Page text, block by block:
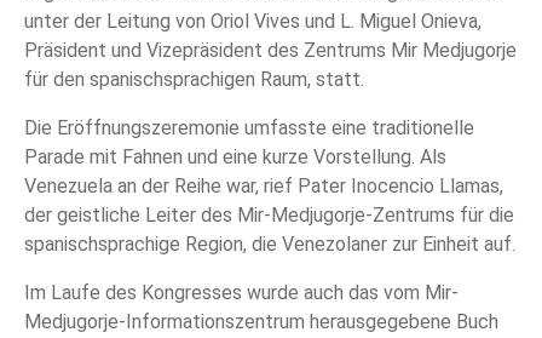
unter der Leitung von Oriol Vives und L. Miguel Onieva,
Präsident und Vizepräsident des Zentrums Mir Medjugorje
für den spanischsprachigen Raum, statt.
Die Eröffnungszeremonie umfasste eine traditionelle
Parade mit Fahnen und eine kurze Vorstellung. Als
Venezuela an der Reihe war, rief Pater Inocencio Llamas,
der geistliche Leiter des Mir-Medjugorje-Zentrums für die
spanischsprachige Region, die Venezolaner zur Einheit auf.
Im Laufe des Kongresses wurde auch das vom Mir-
Medjugorje-Informationszentrum herausgegebene Buch